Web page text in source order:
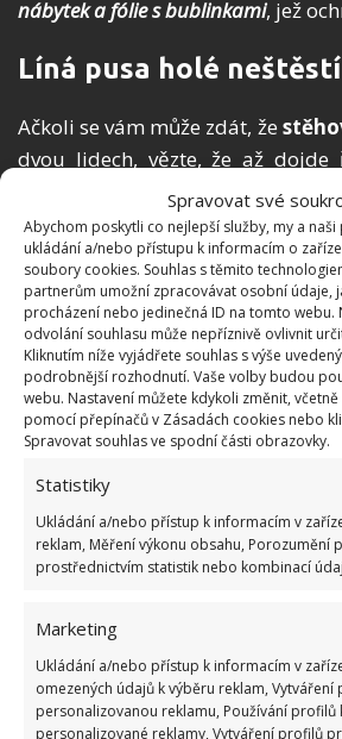
Spravovat své
Abychom poskytli co nejlepší služby, my a
ukládání a/nebo přístupu k informacím o
soubory cookies. Souhlas s těmito
partnerům umožní zpracovávat osobní údaje,
procházení nebo jedinečná ID na tomto webu.
odvolání souhlasu může nepříznivě ovlivnit
Kliknutím níže vyjádřete souhlas s výše
podrobnější rozhodnutí. Vaše volby budou
webu. Nastavení můžete kdykoli změnit,
pomocí přepínačů v Zásadách cookies nebo
Spravovat souhlas ve spodní části obrazovky.
Statistiky
Ukládání a/nebo přístup k informacím v
reklam, Měření výkonu obsahu, Porozumění
prostřednictvím statistik nebo kombinací
Marketing
Ukládání a/nebo přístup k informacím v
omezených údajů k výběru reklam,
personalizovanou reklamu, Používání profilů
personalizované reklamy, Vytváření profilů
nábytek a fólie s bublinkami, jež
Líná pusa holé neštěstí
Ačkoli se vám může zdát, že
dvou lidech, vězte, že až
uvítáte všechny pomocné
si tedy pozvatstěhovací firmu,
někoho z kamarádů v
dodávka. Přeci jen v kufru
neodvezete. Rovněž je
upozornit sousedy.Vyhnete
nepříjemnostema třeba se najde o
rád pomůže.
Pečlivost během balení
Při balení věcí buďte pečliví,
v nové domácnosti poté ušetří
atd.Veškeré krabice pečlivě
stěhování krabic věděli, kam
úzce souvisí i tzv. nouzové
umístíte hygienické potřeby,